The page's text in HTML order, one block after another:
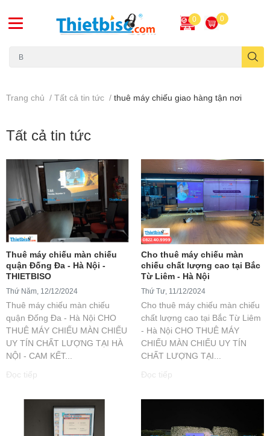
0 0
Trang chủ / Tất cả tin tức / thuê máy chiếu giao hàng tận nơi
Tất cả tin tức
Thuê máy chiếu màn chiếu
quận Đống Đa - Hà Nội -
THIETBISO
Thứ Năm, 12/12/2024
Thuê máy chiếu màn chiếu
quận Đống Đa - Hà Nội CHO
THUÊ MÁY CHIẾU MÀN CHIẾU
UY TÍN CHẤT LƯỢNG TẠI HÀ
NỘI - CAM KẾT...
Đọc tiếp
Cho thuê máy chiếu màn
chiếu chất lượng cao tại Bắc
Từ Liêm - Hà Nội
Thứ Tư, 11/12/2024
Cho thuê máy chiếu màn chiếu
chất lượng cao tại Bắc Từ Liêm
- Hà Nội CHO THUÊ MÁY
CHIẾU MÀN CHIẾU UY TÍN
CHẤT LƯỢNG TẠI...
Đọc tiếp